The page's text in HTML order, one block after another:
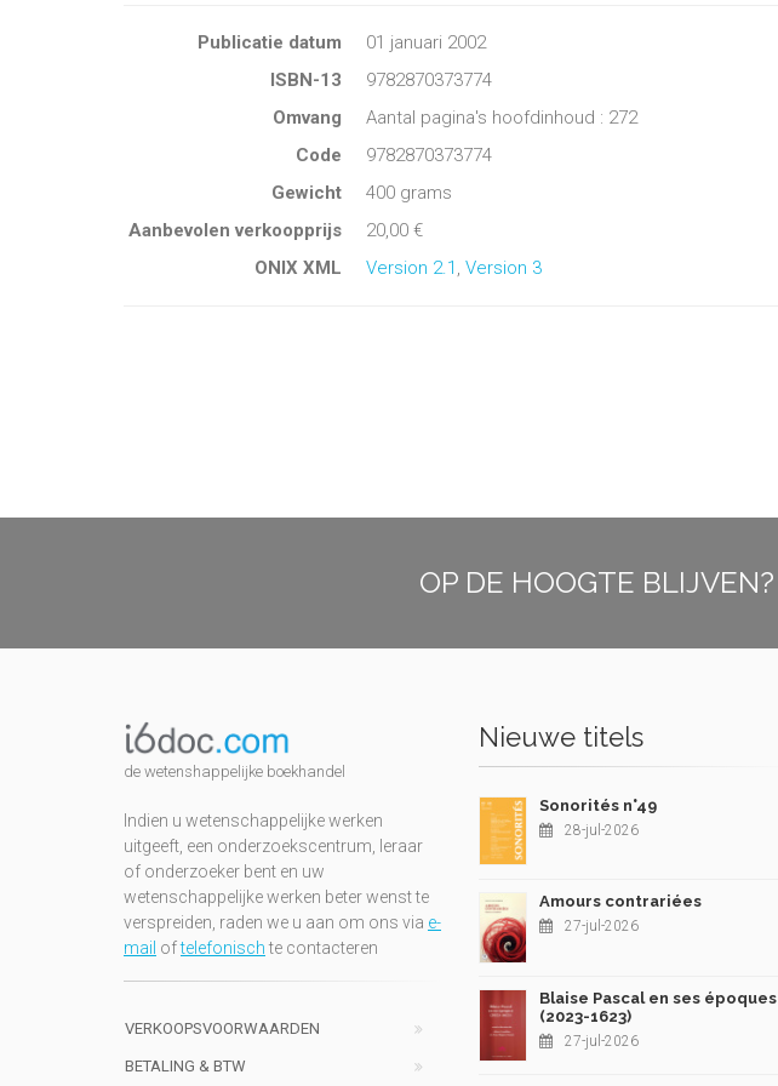
Publicatie datum
01 januari 2002
ISBN-13
9782870373774
Omvang
Aantal pagina's hoofdinhoud : 272
Code
9782870373774
Gewicht
400 grams
Aanbevolen verkoopprijs
20,00 €
ONIX XML
Version 2.1 Version 3
OP DE HOOGTE BLIJVEN?
de wetenshappelijke boekhandel
Indien u wetenschappelijke werken
uitgeeft, een onderzoekscentrum, leraar
of onderzoeker bent en uw
wetenschappelijke werken beter wenst te
verspreiden, raden we u aan om ons via e-
mail oftelefonischte contacteren
VERKOOPSVOORWAARDEN
BETALING & BTW
Nieuwe titels
Sonorités n°49
28-jul-2026
Amours contrariées
27-jul-2026
Blaise Pascal en ses époques
(2023-1623)
27-jul-2026